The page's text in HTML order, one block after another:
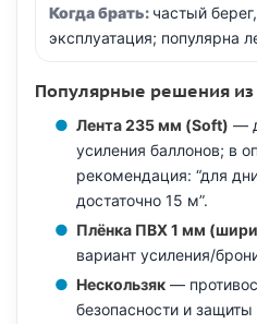
частый
эксплуатация; популярна
Популярные решения из
Лента 235 мм (Soft) —
усиления баллонов; в
рекомендация: “для
достаточно 15 м”.
Плёнка ПВХ 1 мм
вариант усиления/
Нескользяк —
безопасности и